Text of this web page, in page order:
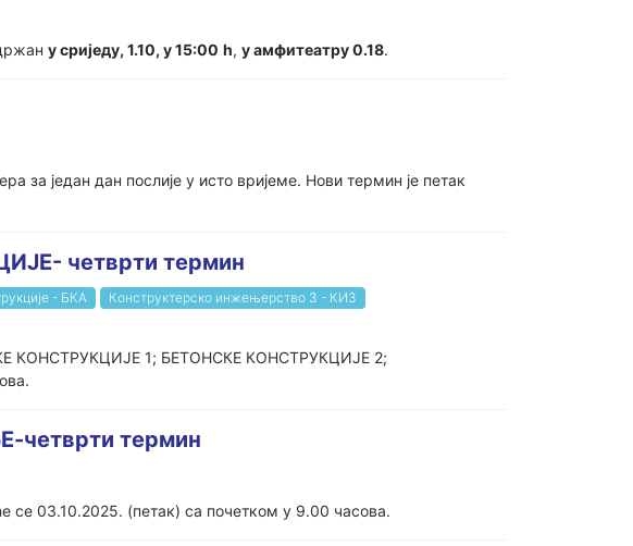
у сриједу, 1.10, у 15:00 h, у амфитеатру 0.18.
за један дан послије у исто вријеме. Нови термин је петак
четврти термин
- БКА
Конструктерско инжењерство 3 - КИ3
КОНСТРУКЦИЈЕ 1; БЕТОНСКЕ КОНСТРУКЦИЈЕ 2;
четврти термин
03.10.2025. (петак) са почетком у 9.00 часова.